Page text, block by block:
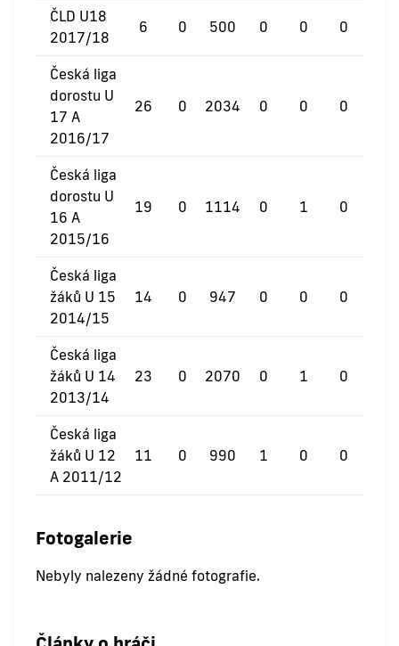
ČLD U18
2017/18
6 0 500 0 0 0
Česká liga
dorostu U
17 A
2016/17
26 0 2034 0 0 0
Česká liga
dorostu U
16 A
2015/16
19 0 1114 0 1 0
Česká liga
žáků U 15
2014/15
14 0 947 0 0 0
Česká liga
žáků U 14
2013/14
23 0 2070 0 1 0
Česká liga
žáků U 12
A 2011/12
11 0 990 1 0 0
Fotogalerie
Nebyly nalezeny žádné fotografie.